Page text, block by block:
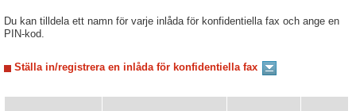
Du kan tilldela ett namn för varje inlåda för konfidentiella fax och ange en
PIN-kod.
Ställa in/registrera en inlåda för konfidentiella fax